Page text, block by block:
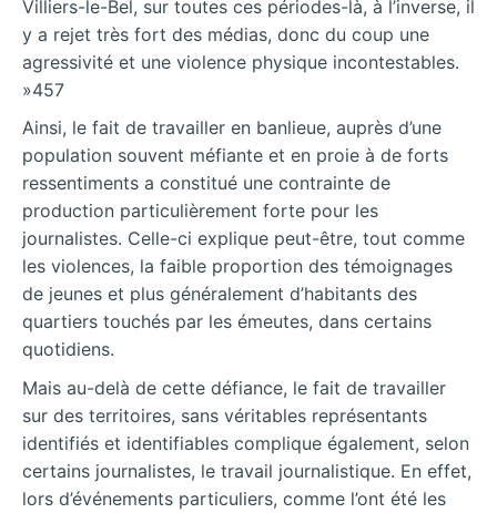
Villiers-le-Bel, sur toutes ces périodes-là, à l’inverse, il
y a rejet très fort des médias, donc du coup une
agressivité et une violence physique incontestables.
»457
Ainsi, le fait de travailler en banlieue, auprès d’une
population souvent méfiante et en proie à de forts
ressentiments a constitué une contrainte de
production particulièrement forte pour les
journalistes. Celle-ci explique peut-être, tout comme
les violences, la faible proportion des témoignages
de jeunes et plus généralement d’habitants des
quartiers touchés par les émeutes, dans certains
quotidiens.
Mais au-delà de cette défiance, le fait de travailler
sur des territoires, sans véritables représentants
identifiés et identifiables complique également, selon
certains journalistes, le travail journalistique. En effet,
lors d’événements particuliers, comme l’ont été les